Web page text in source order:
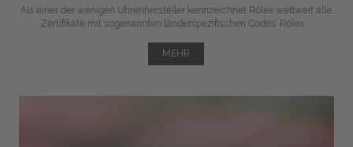
Als einer der wenigen Uhrenhersteller kennzeichnet Rolex weltweit alle
Zertifikate mit sogenannten länderspezifischen Codes. Rolex ...
MEHR